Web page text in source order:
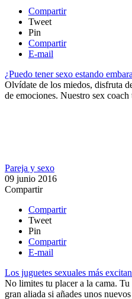
Compartir
Tweet
Pin
Compartir
E-mail
¿Puedo tener sexo estando
Olvídate de los miedos, disfruta
de emociones. Nuestro sex
Pareja y sexo
09 junio 2016
Compartir
Compartir
Tweet
Pin
Compartir
E-mail
Los juguetes sexuales más
No limites tu placer a la cama.
gran aliada si añades unos